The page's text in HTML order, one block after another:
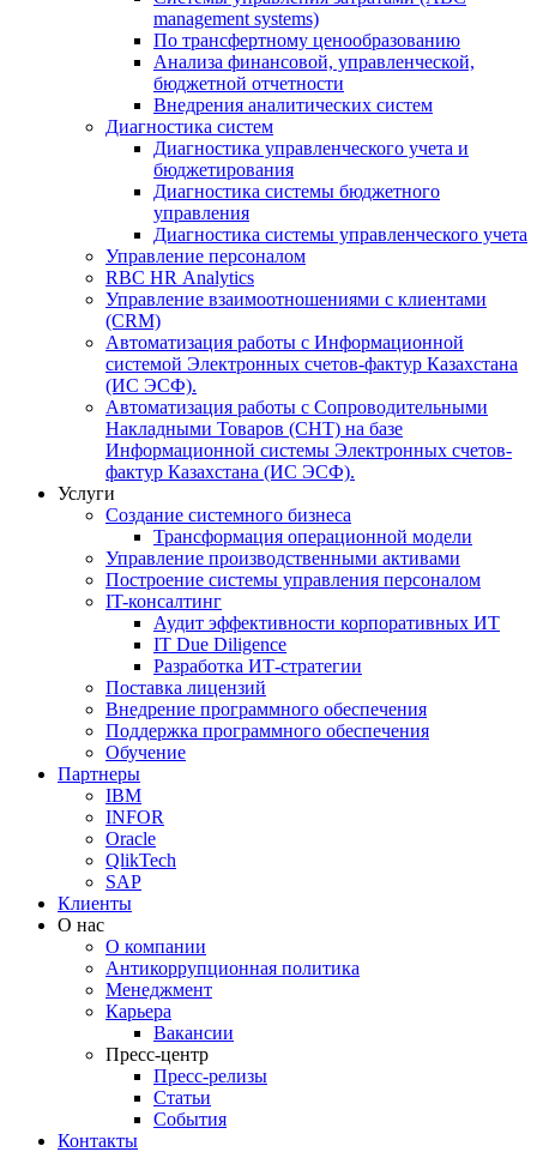
management systems)
По трансфертному ценообразованию
Анализа финансовой, управленческой,
бюджетной отчетности
Внедрения аналитических систем
Диагностика систем
Диагностика управленческого учета и
бюджетирования
Диагностика системы бюджетного
управления
Диагностика системы управленческого учета
Управление персоналом
RBC HR Аnalytics
Управление взаимоотношениями с клиентами
(СRM)
Автоматизация работы с Информационной
системой Электронных счетов-фактур Казахстана
(ИС ЭСФ).
Автоматизация работы с Сопроводительными
Накладными Товаров (СНТ) на базе
Информационной системы Электронных счетов-
фактур Казахстана (ИС ЭСФ).
Услуги
Создание системного бизнеса
Трансформация операционной модели
Управление производственными активами
Построение системы управления персоналом
IT-консалтинг
Аудит эффективности корпоративных ИТ
IT Due Diligence
Разработка ИТ-стратегии
Поставка лицензий
Внедрение программного обеспечения
Поддержка программного обеспечения
Обучение
Партнеры
IBM
INFOR
Oracle
QlikTech
SAP
Клиенты
О нас
О компании
Антикоррупционная политика
Менеджмент
Карьера
Вакансии
Пресс-центр
Пресс-релизы
Статьи
События
Контакты